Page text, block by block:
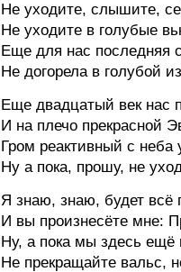
Не уходите, слышите,
Не уходите в голубые
Еще для нас последняя
Не догорела в голубой
Еще двадцатый век нас
И на плечо прекрасной
Гром реактивный с неба
Ну а пока, прошу, не
Я знаю, знаю, будет всё
И вы произнесёте мне:
Ну, а пока мы здесь ещё
Не прекращайте вальс,